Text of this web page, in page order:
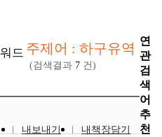
드 주제어 : 하구유역
(검색결과 7 건)
내보내기
내책장담기
연
관
검
색
어
추
천